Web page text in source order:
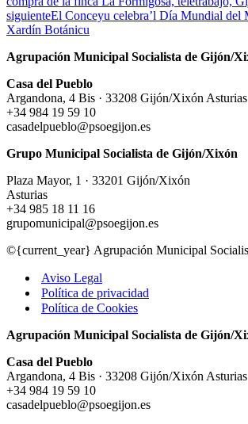
siguienteEl Conceyu celebra’l Día Mundial del
Xardín Botánicu
Agrupación Municipal Socialista de Gijón/
Casa del Pueblo
Argandona, 4 Bis · 33208 Gijón/Xixón Asturias
+34 984 19 59 10
casadelpueblo@psoegijon.es
Grupo Municipal Socialista de Gijón/Xixón
Plaza Mayor, 1 · 33201 Gijón/Xixón
Asturias
+34 985 18 11 16
grupomunicipal@psoegijon.es
©{current_year} Agrupación Municipal
Aviso Legal
Política de privacidad
Política de Cookies
Agrupación Municipal Socialista de Gijón/
Casa del Pueblo
Argandona, 4 Bis · 33208 Gijón/Xixón Asturias
+34 984 19 59 10
casadelpueblo@psoegijon.es